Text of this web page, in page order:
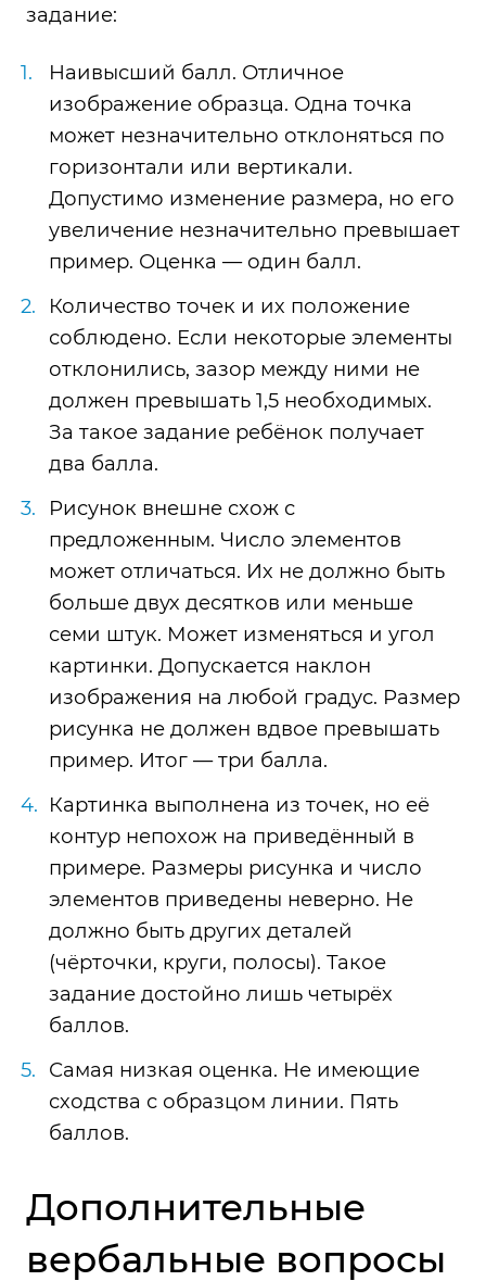
задание:
Наивысший балл. Отличное
изображение образца. Одна точка
может незначительно отклоняться по
горизонтали или вертикали.
Допустимо изменение размера, но его
увеличение незначительно превышает
пример. Оценка — один балл.
Количество точек и их положение
соблюдено. Если некоторые элементы
отклонились, зазор между ними не
должен превышать 1,5 необходимых.
За такое задание ребёнок получает
два балла.
Рисунок внешне схож с
предложенным. Число элементов
может отличаться. Их не должно быть
больше двух десятков или меньше
семи штук. Может изменяться и угол
картинки. Допускается наклон
изображения на любой градус. Размер
рисунка не должен вдвое превышать
пример. Итог — три балла.
Картинка выполнена из точек, но её
контур непохож на приведённый в
примере. Размеры рисунка и число
элементов приведены неверно. Не
должно быть других деталей
(чёрточки, круги, полосы). Такое
задание достойно лишь четырёх
баллов.
Самая низкая оценка. Не имеющие
сходства с образцом линии. Пять
баллов.
Дополнительные
вербальные вопросы